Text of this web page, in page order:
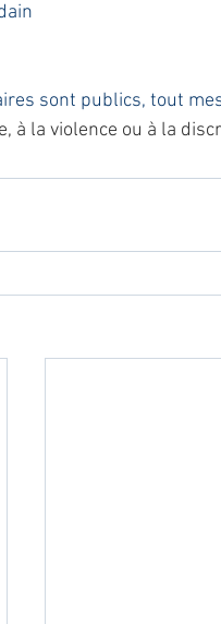
sont publics, tout
à la violence ou à la